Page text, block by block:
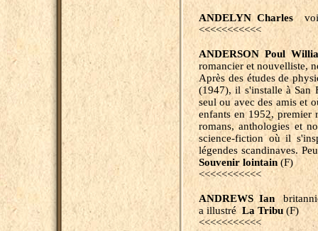
ANDELYN Charles
<<<<<<<<<<<
ANDERSON Poul
romancier et nouvelliste,
Après des études de
(1947), il s'installe à San
seul ou avec des amis et
enfants en 1952, premier
romans, anthologies et
science-fiction où il
légendes scandinaves.
Souvenir lointain (F)
<<<<<<<<<<<
ANDREWS Ian
a illustréLa Tribu (F)
<<<<<<<<<<<